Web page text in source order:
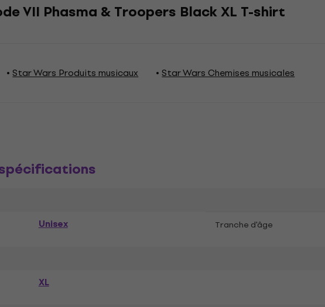
VII Phasma & Troopers Black XL T-shirt
Star Wars Produits musicaux Star Wars Chemises musicales
Unisex Tranche d'âge
XL